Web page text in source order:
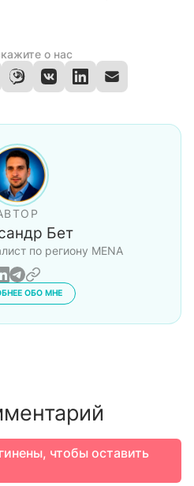
о нас
Бет
по региону MENA
ОБО МНЕ
чтобы оставить